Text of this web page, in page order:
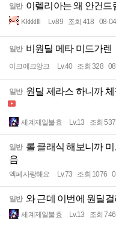
일반 이렐리아는 왜 안건드
Kkkkllll Lv.89 조회 418 08-04
일반 비원딜 메타 미드가렌
이크에크앙크 Lv.40 조회 328
일반 원딜 제라스 하니까
세계제일불효 Lv.13 조회 537
일반 롤 클래식 해보니까
음
엑페사랑해요 Lv.73 조회 1076
일반 와 근데 이번에 원딜
세계제일불효 Lv.13 조회 746